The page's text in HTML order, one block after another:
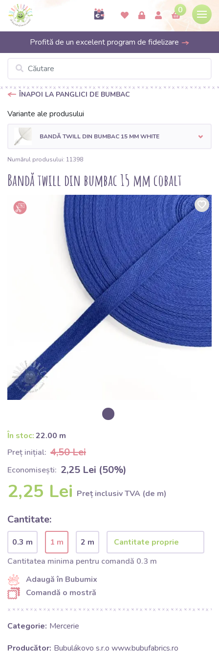
0
Profită de un excelent program de fidelizare
ÎNAPOI LA PANGLICI DE BUMBAC
Variante ale produsului
BANDĂ TWILL DIN BUMBAC 15 MM WHITE
Numărul produsului: 11398
Bandă twill din bumbac 15 mm cobalt
În stoc:22.00 m
Preț inițial: 4,50 Lei
Economisești: 2,25 Lei (50%)
2,25 Lei Preț inclusiv TVA (de m)
Cantitate:
0.3 m 1 m
2 m
Cantitatea minima pentru comandă 0.3 m
Adaugă în Bubumix
Comandă o mostră
Categorie: Mercerie
Producător: Bubulákovo s.r.o www.bubufabrics.ro